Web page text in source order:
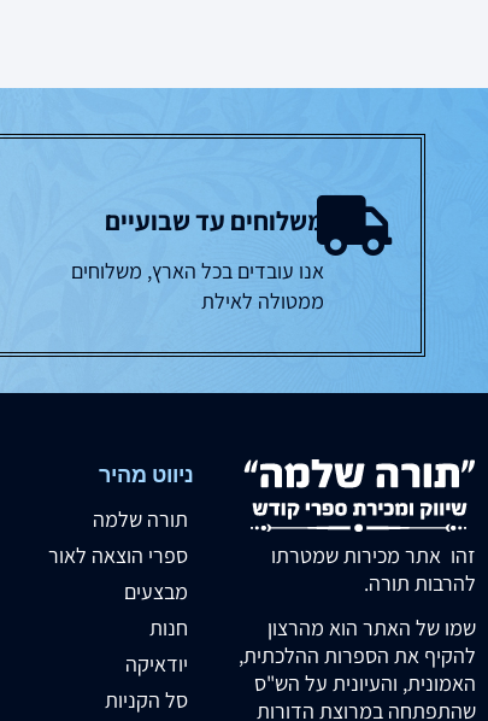
משלוחים עד שבועיים
אנו עובדים בכל הארץ, משלוחים
ממטולה לאילת
זהו אתר מכירות שמטרתו
להרבות תורה.
שמו של האתר הוא מהרצון
להקיף את הספרות ההלכתית,
האמונית, והעיונית על הש"ס
שהתפתחה במרוצת הדורות
ניווט מהיר
תורה שלמה
ספרי הוצאה לאור
מבצעים
חנות
יודאיקה
סל הקניות